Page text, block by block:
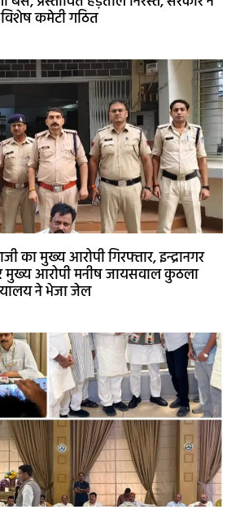
कमेटी गठित
का मुख्य आरोपी गिरफ्तार, इन्द्रानगर
मुख्य आरोपी मनीष जायसवाल कुठला
ने भेजा जेल